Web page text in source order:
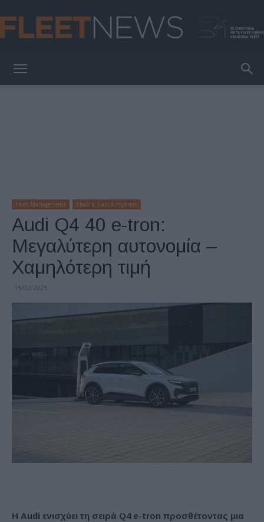
Fleet Management Electric Cars & Hybrids
Audi Q4 40 e-tron:
Μεγαλύτερη αυτονομία –
Χαμηλότερη τιμή
15/02/2025
Η Audi ενισχύει τη σειρά Q4 e-tron προσθέτοντας μια